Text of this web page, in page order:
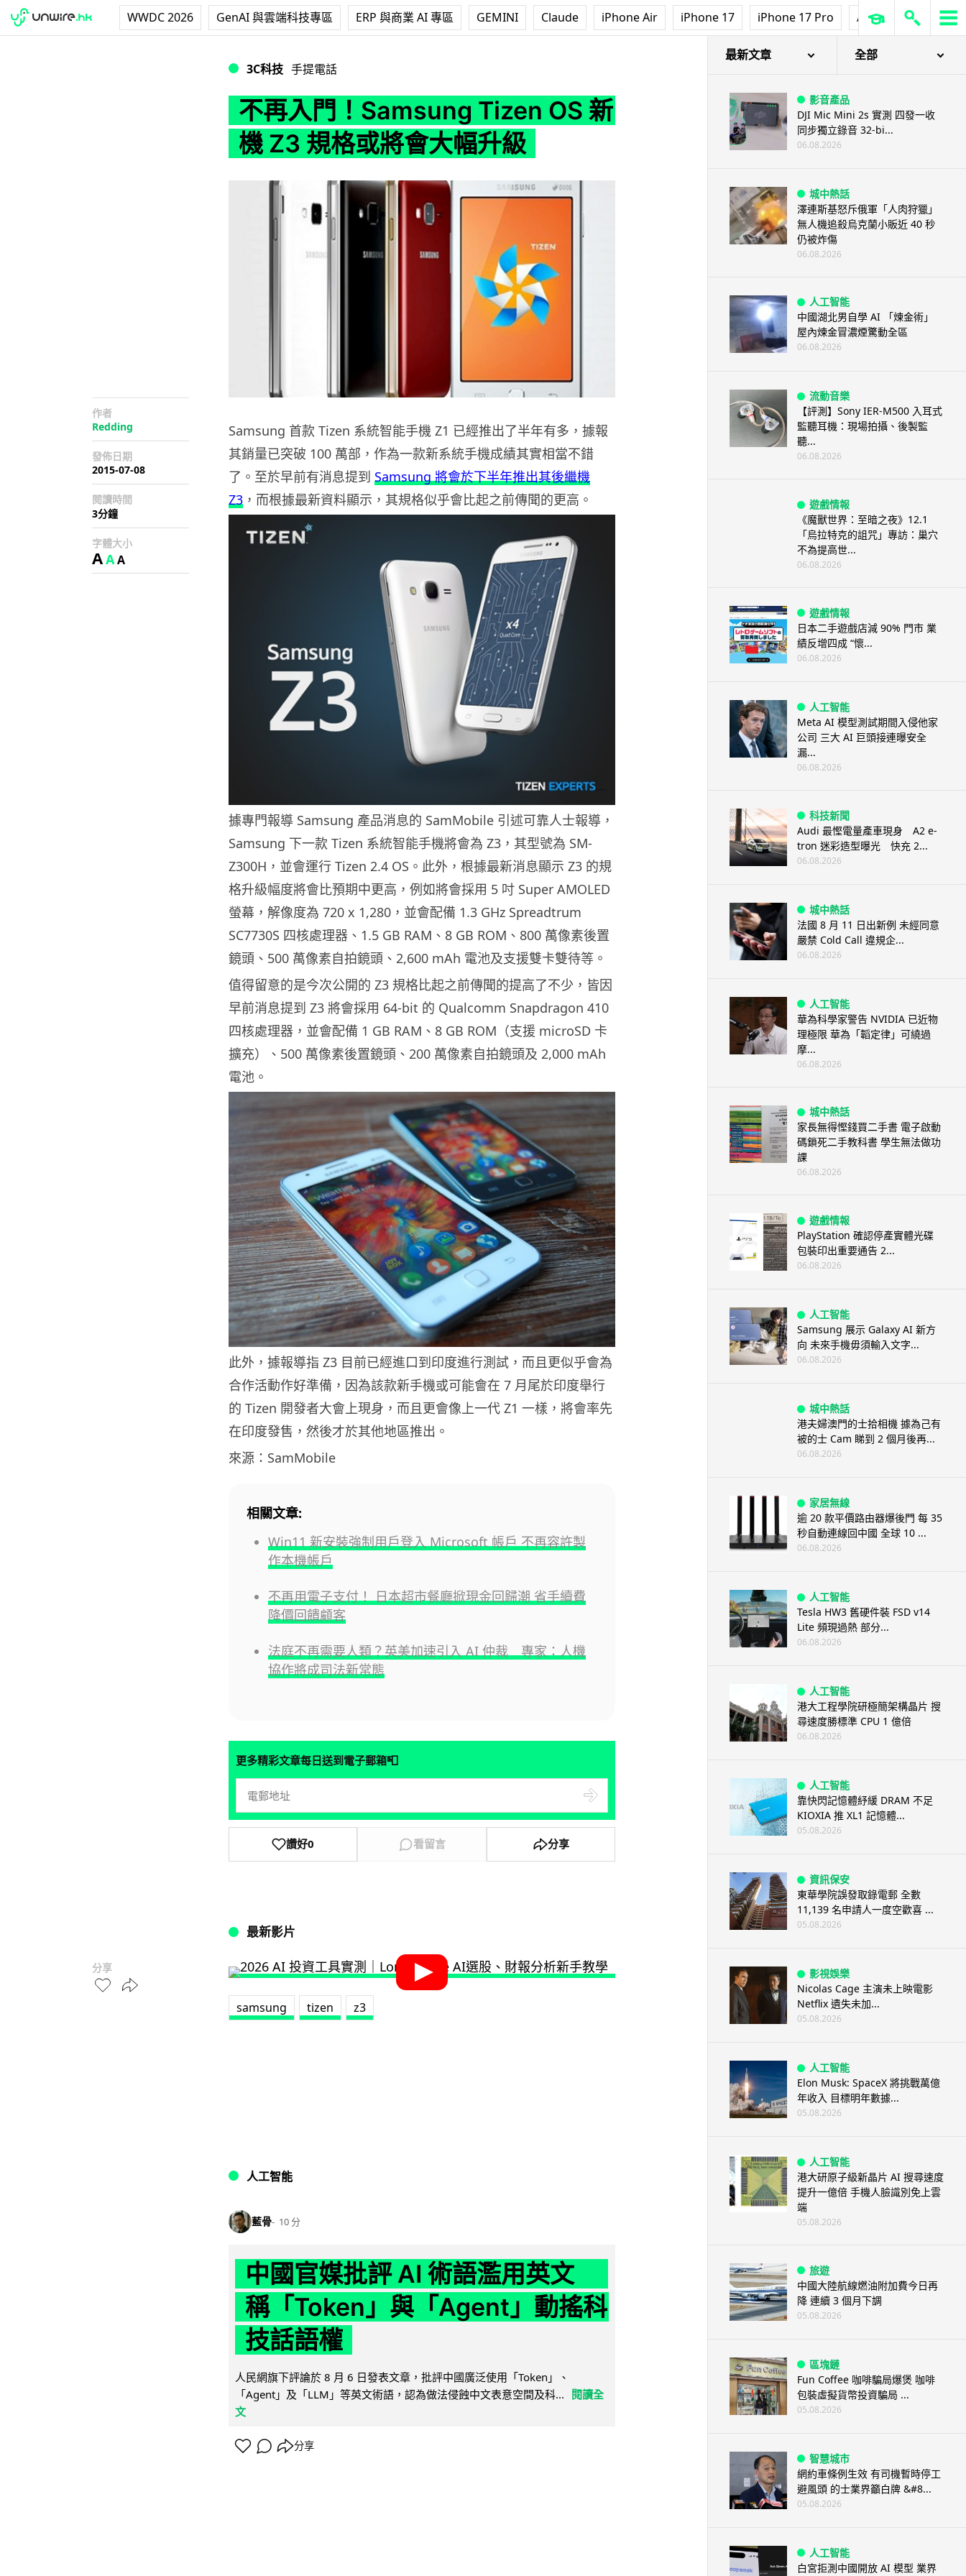
WWDC 2026 GenAI 與雲端科技專區 ERP 與商業 AI 專區 GEMINI Claude iPhone Air iPhone 17 iPhone 17 Pro AirPods Pro 3
3C科技 手提電話
不再入門！Samsung Tizen OS 新
機 Z3 規格或將會大幅升級
作者
Redding
發佈日期
2015-07-08
閱讀時間
3分鐘
字體大小
AAA
分享
Samsung 首款 Tizen 系統智能手機 Z1 已經推出了半年有多，據報
其銷量已突破 100 萬部，作為一款新系統手機成績其實相當不錯
了。至於早前有消息提到 Samsung 將會於下半年推出其後繼機
Z3 ，而根據最新資料顯示，其規格似乎會比起之前傳聞的更高。
據專門報導 Samsung 產品消息的 SamMobile 引述可靠人士報導，
Samsung 下一款 Tizen 系統智能手機將會為 Z3，其型號為 SM-
Z300H，並會運行 Tizen 2.4 OS。此外，根據最新消息顯示 Z3 的規
格升級幅度將會比預期中更高，例如將會採用 5 吋 Super AMOLED
螢幕，解像度為 720 x 1,280，並會配備 1.3 GHz Spreadtrum
SC7730S 四核處理器、1.5 GB RAM、8 GB ROM、800 萬像素後置
鏡頭、500 萬像素自拍鏡頭、2,600 mAh 電池及支援雙卡雙待等。
值得留意的是今次公開的 Z3 規格比起之前傳聞的提高了不少，皆因
早前消息提到 Z3 將會採用 64-bit 的 Qualcomm Snapdragon 410
四核處理器，並會配備 1 GB RAM、8 GB ROM（支援 microSD 卡
擴充）、500 萬像素後置鏡頭、200 萬像素自拍鏡頭及 2,000 mAh
電池。
此外，據報導指 Z3 目前已經進口到印度進行測試，而且更似乎會為
合作活動作好準備，因為該款新手機或可能會在 7 月尾於印度舉行
的 Tizen 開發者大會上現身，而且更會像上一代 Z1 一樣，將會率先
在印度發售，然後才於其他地區推出。
來源：SamMobile
相關文章:
Win11 新安裝強制用戶登入 Microsoft 帳戶 不再容許製
作本機帳戶
不再用電子支付！ 日本超市餐廳掀現金回歸潮 省手續費
降價回饋顧客
法庭不再需要人類？英美加速引入 AI 仲裁 專家：人機
協作將成司法新常態
更多精彩文章每日送到電子郵箱📮
讚好0 看留言 分享
最新影片
samsung tizen z3
人工智能
藍骨 10 分
中國官媒批評 AI 術語濫用英文
稱「Token」與「Agent」動搖科
技話語權
人民網旗下評論於 8 月 6 日發表文章，批評中國廣泛使用「Token」、
「Agent」及「LLM」等英文術語，認為做法侵蝕中文表意空間及科... 閱讀全
文
分享
最新文章 全部
影音產品
DJI Mic Mini 2s 實測 四發一收
同步獨立錄音 32-bi...
06.08.2026
城中熱話
澤連斯基怒斥俄軍「人肉狩獵」
無人機追殺烏克蘭小販近 40 秒
仍被炸傷
06.08.2026
人工智能
中國湖北男自學 AI 「煉金術」
屋內煉金冒濃煙驚動全區
06.08.2026
流動音樂
【評測】Sony IER-M500 入耳式
監聽耳機：現場拍攝、後製監
聽...
06.08.2026
遊戲情報
《魔獸世界：至暗之夜》12.1
「烏拉特克的詛咒」專訪：巢穴
不為提高世...
06.08.2026
遊戲情報
日本二手遊戲店減 90% 門市 業
績反增四成 “懷...
06.08.2026
人工智能
Meta AI 模型測試期間入侵他家
公司 三大 AI 巨頭接連曝安全
漏...
06.08.2026
科技新聞
Audi 最慳電量產車現身 A2 e-
tron 迷彩造型曝光 快充 2...
06.08.2026
城中熱話
法國 8 月 11 日出新例 未經同意
嚴禁 Cold Call 違規企...
06.08.2026
人工智能
華為科學家警告 NVIDIA 已近物
理極限 華為「韜定律」可繞過
摩...
06.08.2026
城中熱話
家長無得慳錢買二手書 電子啟動
碼鎖死二手教科書 學生無法做功
課
06.08.2026
遊戲情報
PlayStation 確認停產實體光碟
包裝印出重要通告 2...
06.08.2026
人工智能
Samsung 展示 Galaxy AI 新方
向 未來手機毋須輸入文字...
06.08.2026
城中熱話
港夫婦澳門的士拾相機 據為己有
被的士 Cam 睇到 2 個月後再...
06.08.2026
家居無線
逾 20 款平價路由器爆後門 每 35
秒自動連線回中國 全球 10 ...
06.08.2026
人工智能
Tesla HW3 舊硬件裝 FSD v14
Lite 頻現過熱 部分...
06.08.2026
人工智能
港大工程學院研極簡架構晶片 搜
尋速度勝標準 CPU 1 億倍
06.08.2026
人工智能
靠快閃記憶體紓緩 DRAM 不足
KIOXIA 推 XL1 記憶體...
05.08.2026
資訊保安
東華學院誤發取錄電郵 全數
11,139 名申請人一度空歡喜 ...
05.08.2026
影視娛樂
Nicolas Cage 主演未上映電影
Netflix 遺失未加...
05.08.2026
人工智能
Elon Musk: SpaceX 將挑戰萬億
年收入 目標明年數據...
05.08.2026
人工智能
港大研原子級新晶片 AI 搜尋速度
提升一億倍 手機人臉識別免上雲
端
05.08.2026
旅遊
中國大陸航線燃油附加費今日再
降 連續 3 個月下調
05.08.2026
區塊鏈
Fun Coffee 咖啡騙局爆煲 咖啡
包裝虛擬貨幣投資騙局 ...
05.08.2026
智慧城市
網約車條例生效 有司機暫時停工
避風頭 的士業界籲白牌 &#8...
05.08.2026
人工智能
白宮拒測中國開放 AI 模型 業界